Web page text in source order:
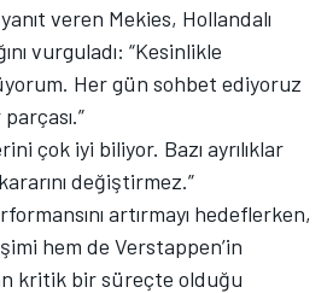
veren Mekies, Hollandalı
vurguladı: “Kesinlikle
Her gün sohbet ediyoruz
çok iyi biliyor. Bazı ayrılıklar
değiştirmez.”
artırmayı hedeflerken,
hem de Verstappen’in
kritik bir süreçte olduğu